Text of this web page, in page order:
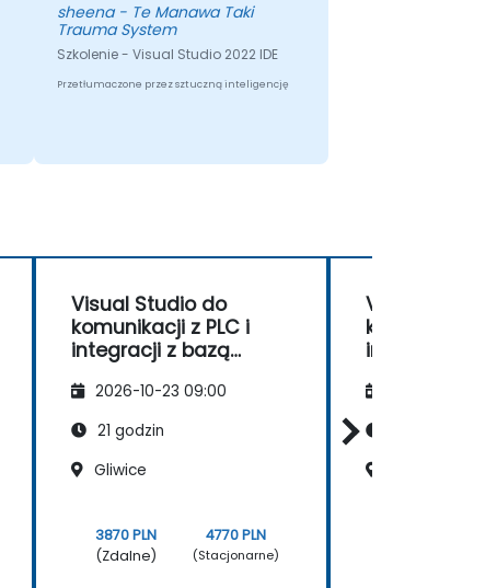
sheena - Te Manawa Taki
Trauma System
Szkolenie - Visual Studio 2022 IDE
Przetłumaczone przez sztuczną inteligencję
Visual Studio do
komunikacji z PLC i
integracji z bazą
2026-10-23 09:00
21 godzin
Gliwice
3870 PLN
(Zdalne)
4770 PLN
(Stacjonarne)
Visual Studio
komunikacji z
integracji z